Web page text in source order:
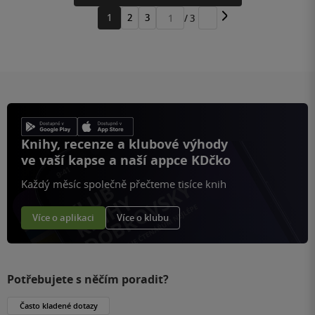
1 2 3
Přejít
/ 3
Knihy, recenze a klubové výhody
ve vaší kapse a naší appce KDčko
Každý měsíc společně přečteme tisíce knih
Více o aplikaci Více o klubu
Potřebujete s něčím poradit?
Často kladené dotazy